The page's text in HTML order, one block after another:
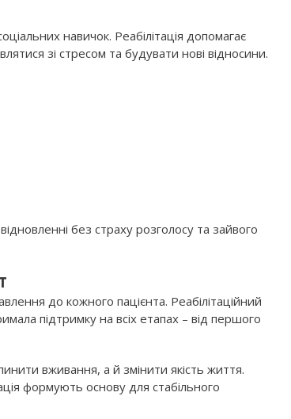
навичок. Реабілітація допомагає
зі стресом та будувати нові відносини.
без страху розголосу та зайвого
до кожного пацієнта. Реабілітаційний
підтримку на всіх етапах – від першого
вживання, а й змінити якість життя.
формують основу для стабільного